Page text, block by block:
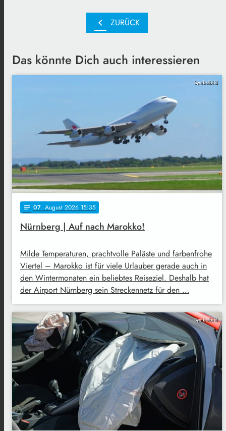
chevron_left ZURÜCK
Das könnte Dich auch interessieren
Symbolbild
notes 07. August 2026 15:35
Nürnberg | Auf nach Marokko!
Milde Temperaturen, prachtvolle Paläste und farbenfrohe
Viertel – Marokko ist für viele Urlauber gerade auch in
den Wintermonaten ein beliebtes Reiseziel. Deshalb hat
der Airport Nürnberg sein Streckennetz für den …
Symbolbild